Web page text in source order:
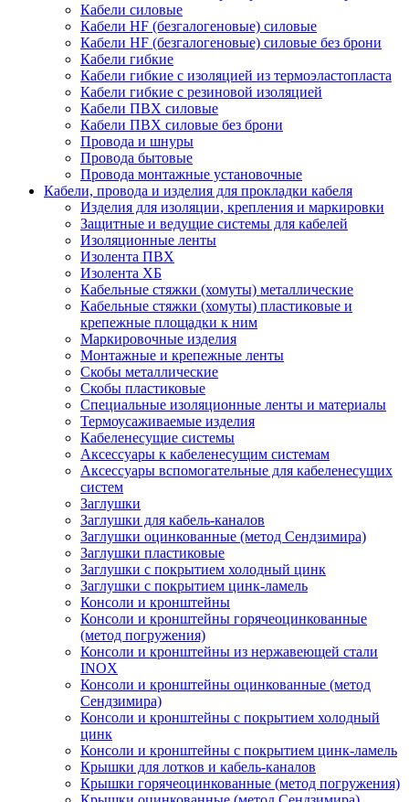
Кабели силовые
Кабели HF (безгалогеновые) силовые
Кабели HF (безгалогеновые) силовые без брони
Кабели гибкие
Кабели гибкие с изоляцией из термоэластопласта
Кабели гибкие с резиновой изоляцией
Кабели ПВХ силовые
Кабели ПВХ силовые без брони
Провода и шнуры
Провода бытовые
Провода монтажные установочные
Кабели, провода и изделия для прокладки кабеля
Изделия для изоляции, крепления и маркировки
Защитные и ведущие системы для кабелей
Изоляционные ленты
Изолента ПВХ
Изолента ХБ
Кабельные стяжки (хомуты) металлические
Кабельные стяжки (хомуты) пластиковые и
крепежные площадки к ним
Маркировочные изделия
Монтажные и крепежные ленты
Скобы металлические
Скобы пластиковые
Специальные изоляционные ленты и материалы
Термоусаживаемые изделия
Кабеленесущие системы
Аксессуары к кабеленесущим системам
Аксессуары вспомогательные для кабеленесущих
систем
Заглушки
Заглушки для кабель-каналов
Заглушки оцинкованные (метод Сендзимира)
Заглушки пластиковые
Заглушки с покрытием холодный цинк
Заглушки с покрытием цинк-ламель
Консоли и кронштейны
Консоли и кронштейны горячеоцинкованные
(метод погружения)
Консоли и кронштейны из нержавеющей стали
INOX
Консоли и кронштейны оцинкованные (метод
Сендзимира)
Консоли и кронштейны с покрытием холодный
цинк
Консоли и кронштейны с покрытием цинк-ламель
Крышки для лотков и кабель-каналов
Крышки горячеоцинкованные (метод погружения)